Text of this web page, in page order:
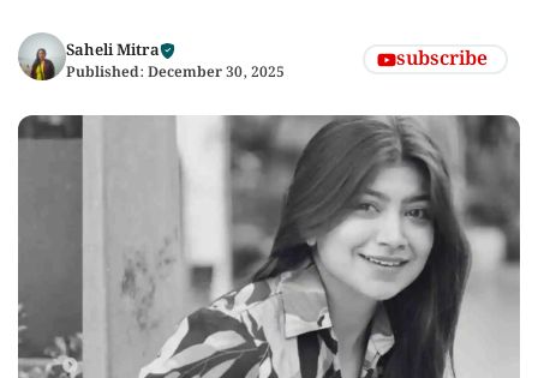
Saheli Mitra
Published: December 30, 2025 subscribe